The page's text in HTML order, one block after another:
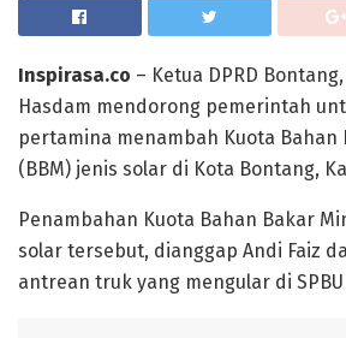
Inspirasa.co – Ketua DPRD
Hasdam mendorong pemerintah
pertamina menambah Kuota Bahan
(BBM) jenis solar di Kota Bontang,
Penambahan Kuota Bahan Bakar
solar tersebut, dianggap Andi Faiz
antrean truk yang mengular di